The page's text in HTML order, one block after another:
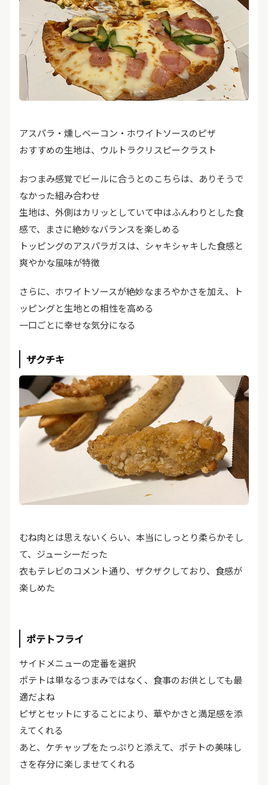
アスパラ・燻しベーコン・ホワイトソースのピザ
おすすめの生地は、ウルトラクリスピークラスト
おつまみ感覚でビールに合うとのこちらは、ありそうで
なかった組み合わせ
生地は、外側はカリッとしていて中はふんわりとした食
感で、まさに絶妙なバランスを楽しめる
トッピングのアスパラガスは、シャキシャキした食感と
爽やかな風味が特徴
さらに、ホワイトソースが絶妙なまろやかさを加え、ト
ッピングと生地との相性を高める
一口ごとに幸せな気分になる
ザクチキ
むね肉とは思えないくらい、本当にしっとり柔らかそし
て、ジューシーだった
衣もテレビのコメント通り、ザクザクしており、食感が
楽しめた
ポテトフライ
サイドメニューの定番を選択
ポテトは単なるつまみではなく、食事のお供としても最
適だよね
ピザとセットにすることにより、華やかさと満足感を添
えてくれる
あと、ケチャップをたっぷりと添えて、ポテトの美味し
さを存分に楽しませてくれる